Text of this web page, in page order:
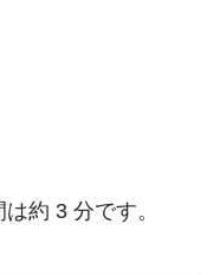
約 3 分です。